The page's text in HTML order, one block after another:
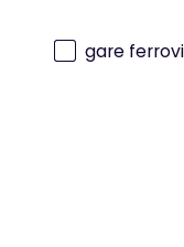
gare